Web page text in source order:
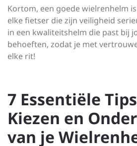
Kortom, een goede wielrenhelm
elke fietser die zijn veiligheid
in een kwaliteitshelm die past bij
behoeften, zodat je met
elke rit!
7 Essentiële
Kiezen en
van je